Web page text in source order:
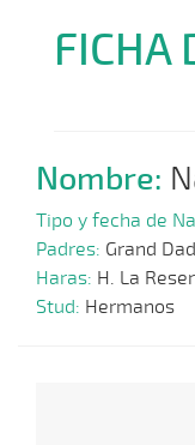
FICHA
Nombre:
Tipo y fecha de
Padres: Grand
Haras: H. La
Stud: Hermanos